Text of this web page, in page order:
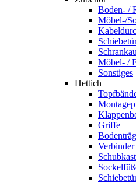
Boden- /
Möbel-/
Möbel- /
Sonstiges
Hettich
Griffe
Verbinder